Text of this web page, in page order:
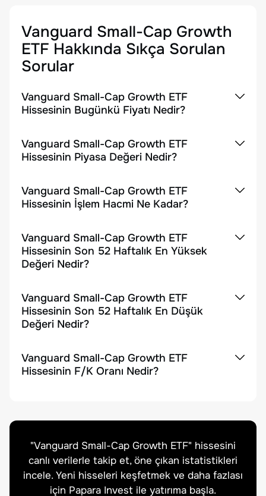
Vanguard Small-Cap Growth
ETF Hakkında Sıkça Sorulan
Sorular
Vanguard Small-Cap Growth ETF
Hissesinin Bugünkü Fiyatı Nedir?
Vanguard Small-Cap Growth ETF
Hissesinin Piyasa Değeri Nedir?
Vanguard Small-Cap Growth ETF
Hissesinin İşlem Hacmi Ne Kadar?
Vanguard Small-Cap Growth ETF
Hissesinin Son 52 Haftalık En Yüksek
Değeri Nedir?
Vanguard Small-Cap Growth ETF
Hissesinin Son 52 Haftalık En Düşük
Değeri Nedir?
Vanguard Small-Cap Growth ETF
Hissesinin F/K Oranı Nedir?
"Vanguard Small-Cap Growth ETF" hissesini
canlı verilerle takip et, öne çıkan istatistikleri
incele. Yeni hisseleri keşfetmek ve daha fazlası
için Papara Invest ile yatırıma başla.